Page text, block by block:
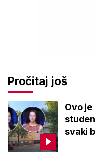
Pročitaj još
Ovo
svaki